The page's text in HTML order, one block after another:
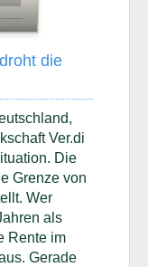
die
Ver.di
Die
Grenze von
Wer
als
Rente im
Gerade